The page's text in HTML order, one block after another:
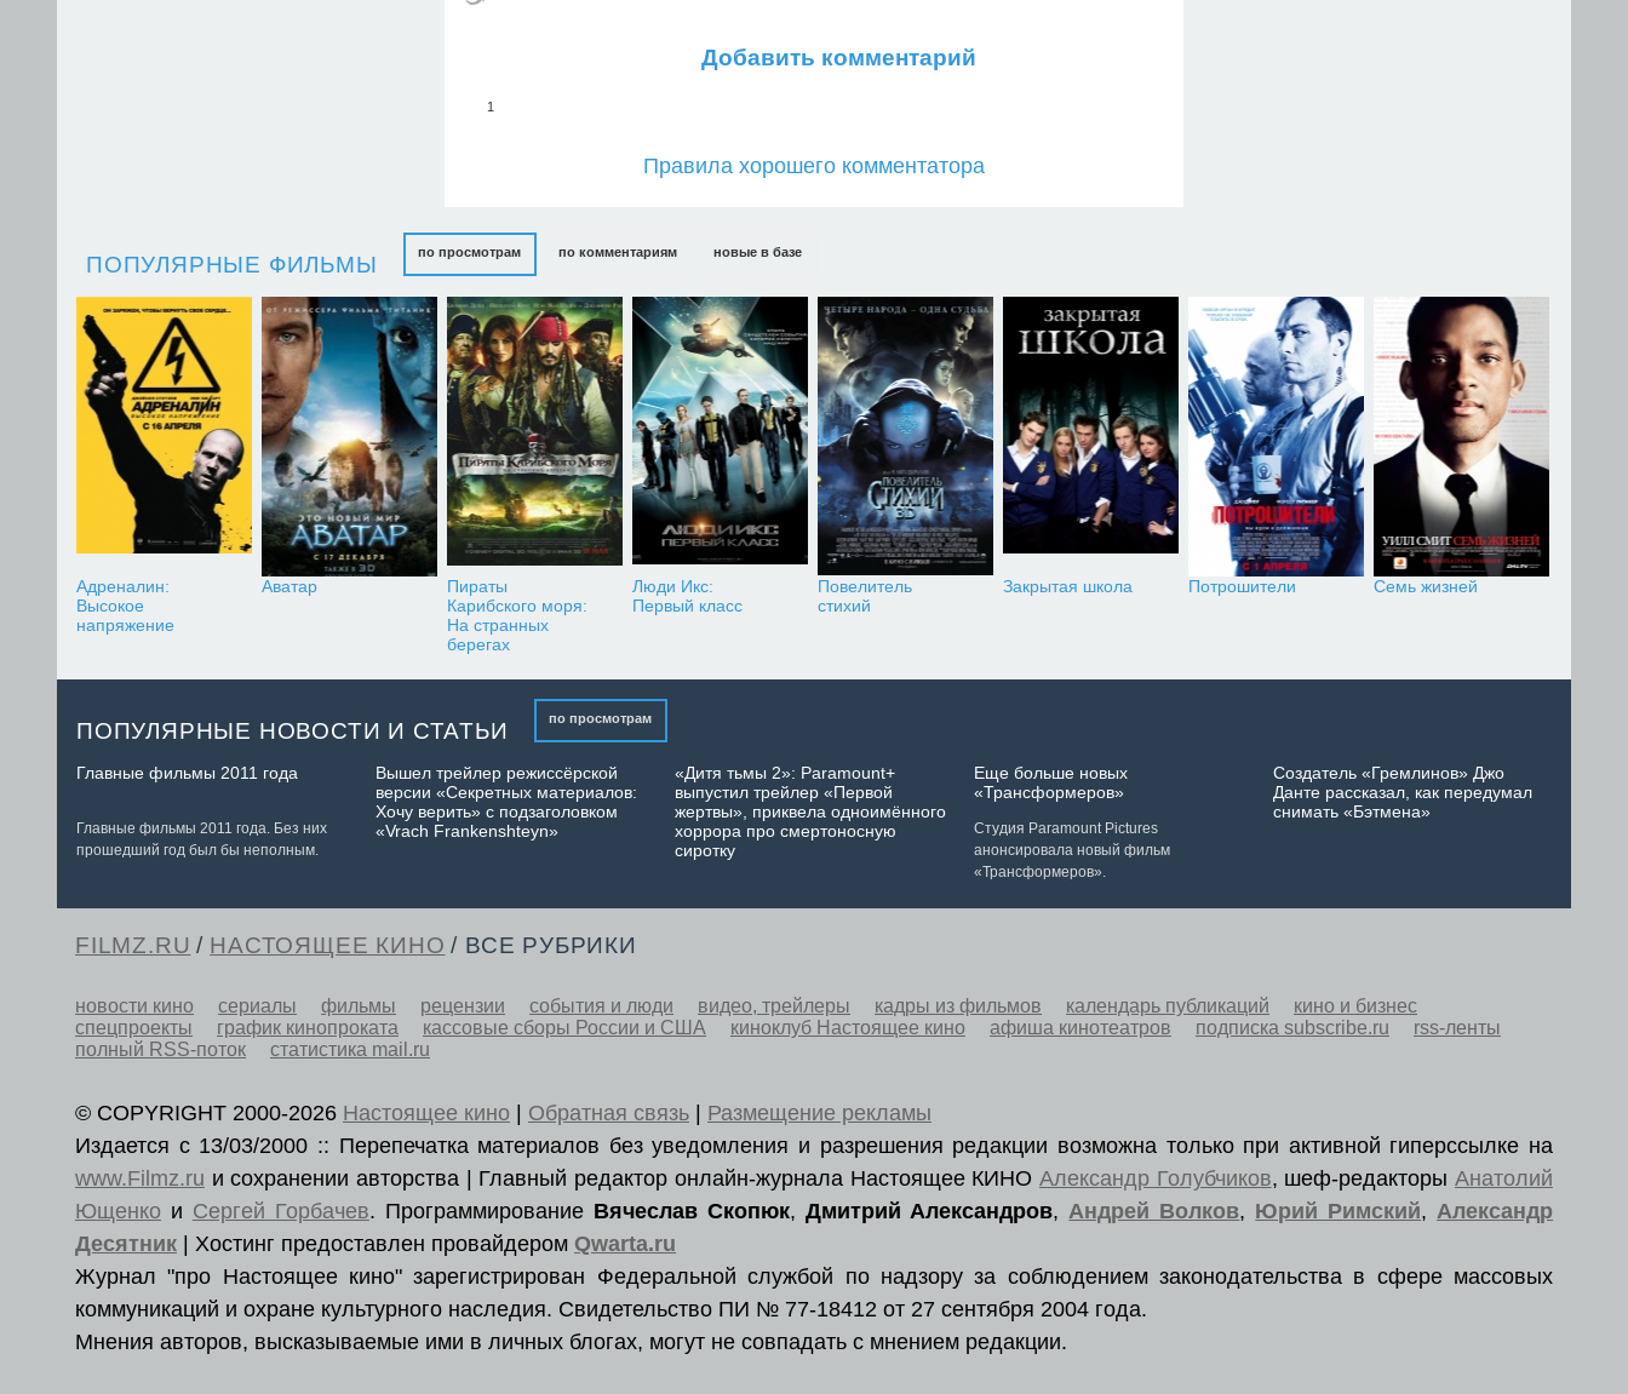
Добавить комментарий
1
Правила хорошего комментатора
ПОПУЛЯРНЫЕ ФИЛЬМЫ по просмотрам
Адреналин:
Высокое
напряжение
Аватар
Пираты
Карибского моря:
На странных
берегах
Люди Икс:
Первый класс
Повелитель
стихий
Закрытая школа Потрошители Семь жизней
по комментариям новые в базе
ПОПУЛЯРНЫЕ НОВОСТИ И СТАТЬИ по просмотрам
Главные фильмы 2011 года
Главные фильмы 2011 года. Без них
прошедший год был бы неполным.
Вышел трейлер режиссёрской
версии «Секретных материалов:
Хочу верить» с подзаголовком
«Vrach Frankenshteyn»
«Дитя тьмы 2»: Paramount+
выпустил трейлер «Первой
жертвы», приквела одноимённого
хоррора про смертоносную
сиротку
Еще больше новых
«Трансформеров»
Студия Paramount Pictures
анонсировала новый фильм
«Трансформеров».
Создатель «Гремлинов» Джо
Данте рассказал, как передумал
снимать «Бэтмена»
FILMZ.RU / НАСТОЯЩЕЕ КИНО / ВСЕ РУБРИКИ
новости кино сериалы фильмы рецензии события и люди видео, трейлеры кадры из фильмов календарь публикаций
кино и бизнес
спецпроекты
график кинопроката кассовые сборы России и США киноклуб Настоящее кино афиша кинотеатров подписка subscribe.ru
rss-ленты
полный RSS-поток
статистика mail.ru
© COPYRIGHT 2000-2026 Настоящее кино Обратная связь
Размещение рекламы
Издается с 13/03/2000 :: Перепечатка материалов без уведомления и разрешения редакции возможна только при активной гиперссылке на
www.Filmz.ru и сохранении авторства | Главный редактор онлайн-журнала Настоящее КИНО Александр Голубчиков, шеф-редакторыАнатолий
Ющенко и Сергей Горбачев. Программирование Вячеслав Скопюк, Дмитрий Александров,Андрей Волков, Юрий Римский,Александр
Десятник | Хостинг предоставлен провайдером Qwarta.ru
Журнал "про Настоящее кино" зарегистрирован Федеральной службой по надзору за соблюдением законодательства в сфере массовых
коммуникаций и охране культурного наследия. Свидетельство ПИ № 77-18412 от 27 сентября 2004 года.
Мнения авторов, высказываемые ими в личных блогах, могут не совпадать с мнением редакции.